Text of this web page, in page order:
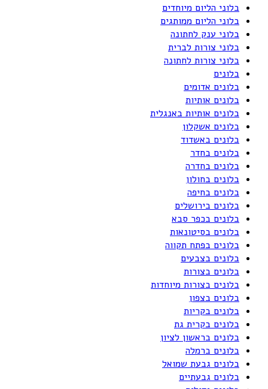
בלוני הליום מיוחדים
בלוני הליום ממותגים
בלוני ענק לחתונה
בלוני צורות לברית
בלוני צורות לחתונה
בלונים
בלונים אדומים
בלונים אותיות
בלונים אותיות באנגלית
בלונים אשקלון
בלונים באשדוד
בלונים בחדר
בלונים בחדרה
בלונים בחולון
בלונים בחיפה
בלונים בירושלים
בלונים בכפר סבא
בלונים בסיטונאות
בלונים בפתח תקווה
בלונים בצבעים
בלונים בצורות
בלונים בצורות מיוחדות
בלונים בצפון
בלונים בקריות
בלונים בקרית גת
בלונים בראשון לציון
בלונים ברמלה
בלונים גבעת שמואל
בלונים גבעתיים